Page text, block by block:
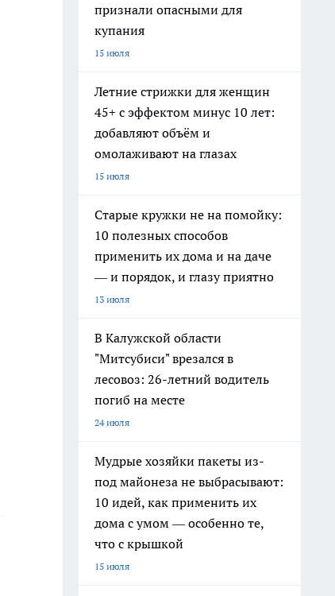
признали опасными для
купания
15 июля
Летние стрижки для женщин
45+ с эффектом минус 10 лет:
добавляют объём и
омолаживают на глазах
15 июля
Старые кружки не на помойку:
10 полезных способов
применить их дома и на даче
— и порядок, и глазу приятно
13 июля
В Калужской области
"Митсубиси" врезался в
лесовоз: 26-летний водитель
погиб на месте
24 июля
Мудрые хозяйки пакеты из-
под майонеза не выбрасывают:
10 идей, как применить их
дома с умом — особенно те,
что с крышкой
15 июля